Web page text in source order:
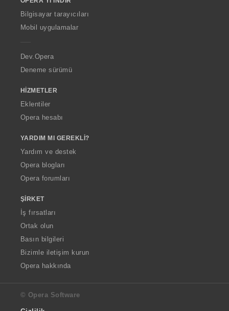
w
O
p
a
Bilgisayar tarayıcıları
Mobil uygulamalar
Dev.Opera
Deneme sürümü
HIZMETLER
Eklentiler
Opera hesabı
YARDIM MI GEREKLI?
Yardım ve destek
Opera blogları
Opera forumları
ŞIRKET
İş fırsatları
Ortak olun
Basın bilgileri
Bizimle iletişim kurun
Opera hakkında
© Opera Software